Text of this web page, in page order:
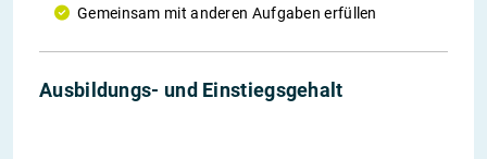
Gemeinsam mit anderen Aufgaben erfüllen
Ausbildungs- und Einstiegs­gehalt
1.272 €
1.347 €
1.445 €